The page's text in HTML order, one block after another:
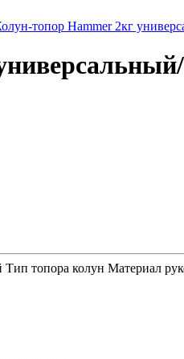
топора колун Материал